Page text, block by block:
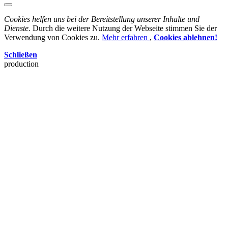
Cookies helfen uns bei der Bereitstellung unserer Inhalte und
Dienste. Durch die weitere Nutzung der Webseite stimmen Sie der
Verwendung von Cookies zu. Mehr erfahren , Cookies ablehnen!
Schließen
production